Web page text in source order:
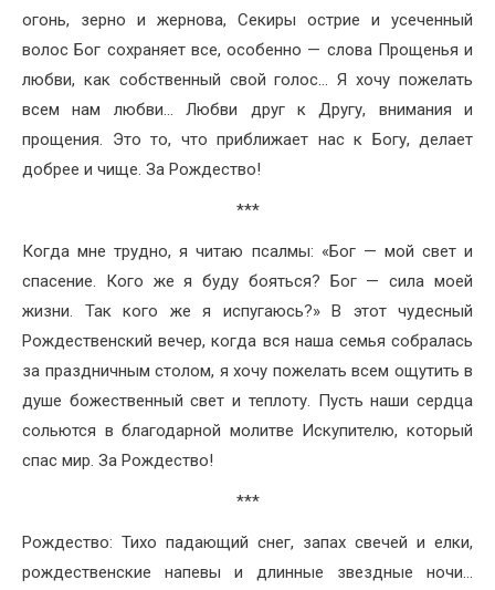
огонь, зерно и жернова, Секиры острие и усеченный
волос Бог сохраняет все, особенно — слова Прощенья и
любви, как собственный свой голос… Я хочу пожелать
всем нам любви… Любви друг к Другу, внимания и
прощения. Это то, что приближает нас к Богу, делает
добрее и чище. За Рождество!
***
Когда мне трудно, я читаю псалмы: «Бог — мой свет и
спасение. Кого же я буду бояться? Бог — сила моей
жизни. Так кого же я испугаюсь?» В этот чудесный
Рождественский вечер, когда вся наша семья собралась
за праздничным столом, я хочу пожелать всем ощутить в
душе божественный свет и теплоту. Пусть наши сердца
сольются в благодарной молитве Искупителю, который
спас мир. За Рождество!
***
Рождество: Тихо падающий снег, запах свечей и елки,
рождественские напевы и длинные звездные ночи…